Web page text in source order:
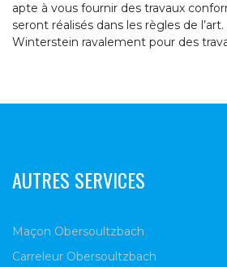
apte à vous fournir des travaux
seront réalisés dans les règles de
Winterstein ravalement pour des
AUTRES SERVICES
Maçon Obersoultzbach
Carreleur Obersoultzbach